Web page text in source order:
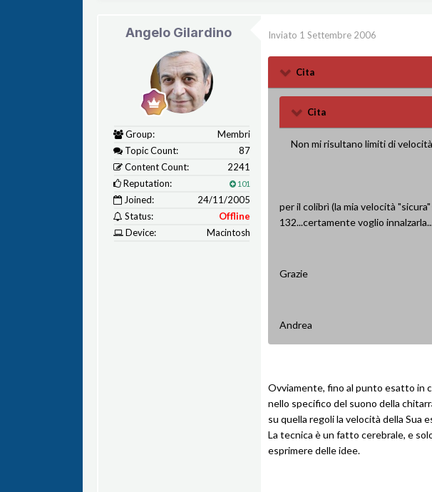
Angelo Gilardino
Group:
Membri
Topic Count:
87
Content Count:
2241
Reputation:
101
Joined:
24/11/2005
Status:
Offline
Device:
Macintosh
Inviato 1 Settembre 2006
Cita
Cita
Non mi risultano limiti di
per il colibrì (la mia velocità
132...certamente voglio
Grazie
Andrea
Ovviamente, fino al punto esatto in
nello specifico del suono della
su quella regoli la velocità della Sua
La tecnica è un fatto cerebrale, e
esprimere delle idee.